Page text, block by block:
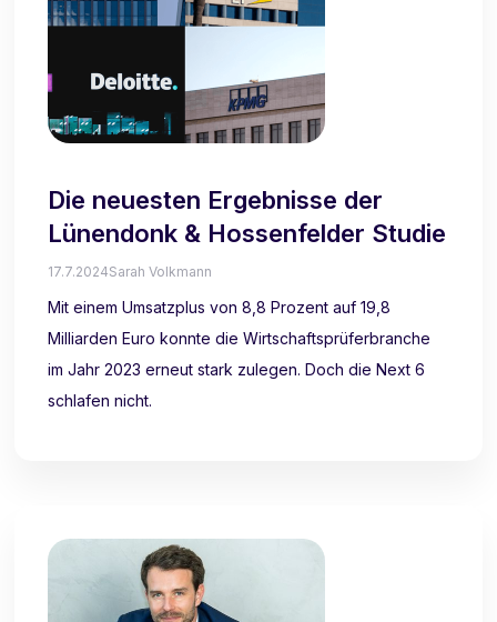
Die neuesten Ergebnisse der
Lünendonk & Hossenfelder Studie
17.7.2024Sarah Volkmann
Mit einem Umsatzplus von 8,8 Prozent auf 19,8
Milliarden Euro konnte die Wirtschaftsprüferbranche
im Jahr 2023 erneut stark zulegen. Doch die Next 6
schlafen nicht.